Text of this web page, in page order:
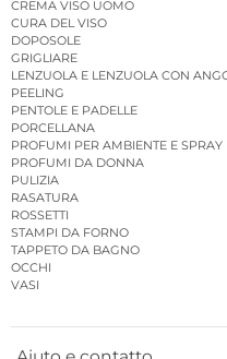
CREMA VISO UOMO
CURA DEL VISO
DOPOSOLE
GRIGLIARE
LENZUOLA E LENZUOLA CON
PEELING
PENTOLE E PADELLE
PORCELLANA
PROFUMI PER AMBIENTE E SPRAY
PROFUMI DA DONNA
PULIZIA
RASATURA
ROSSETTI
STAMPI DA FORNO
TAPPETO DA BAGNO
OCCHI
VASI